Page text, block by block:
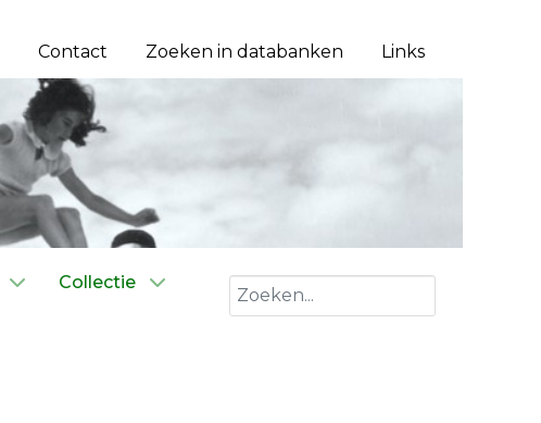
Contact Zoeken in databanken Links
Collectie Zoeken